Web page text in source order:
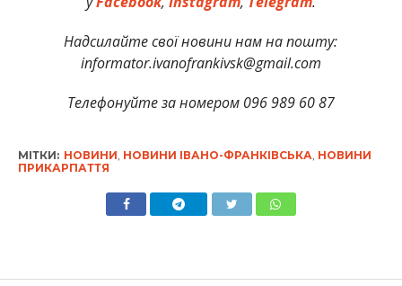
Надсилайте свої новини нам на пошту:
informator.ivanofrankivsk@gmail.com
Телефонуйте за номером 096 989 60 87
МІТКИ: НОВИНИ НОВИНИ ІВАНО-ФРАНКІВСЬКА НОВИНИ
ПРИКАРПАТТЯ